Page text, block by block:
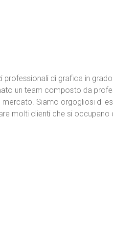
professionali di grafica in
un team composto da
Siamo orgogliosi di
molti clienti che si occupano